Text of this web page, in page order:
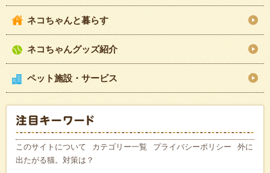
ネコちゃんと暮らす
ネコちゃんグッズ紹介
ペット施設・サービス
このサイトについて カテゴリー一覧 プライバシーポリシー
外に
出たがる猫。対策は？